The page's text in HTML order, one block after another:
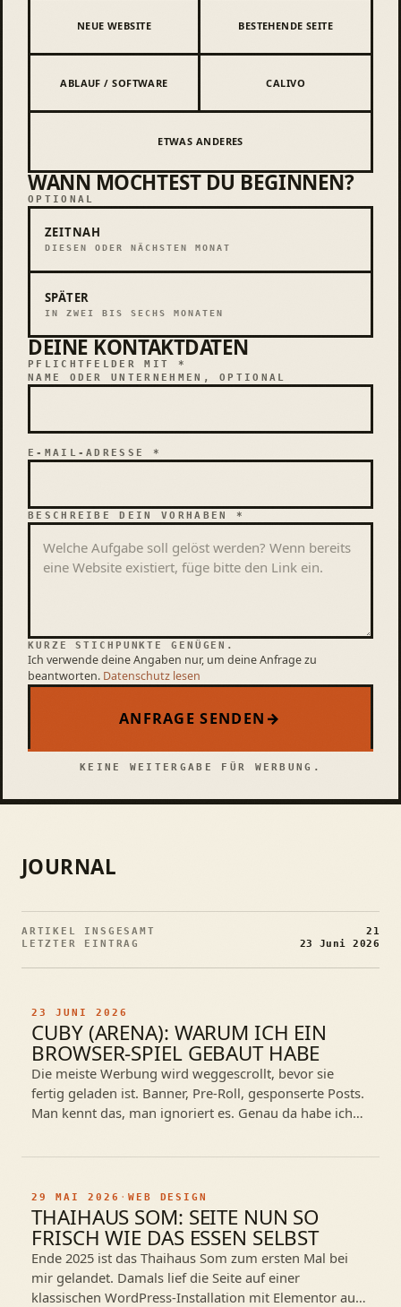
NEUE WEBSITE BESTEHENDE SEITE
ABLAUF / SOFTWARE CALIVO
ETWAS ANDERES
Wann möchtest du beginnen?
WANN MÖCHTEST DU BEGINNEN?
OPTIONAL
ZEITNAH
DIESEN ODER NÄCHSTEN MONAT
SPÄTER
IN ZWEI BIS SECHS MONATEN
Deine Kontaktdaten
DEINE KONTAKTDATEN
PFLICHTFELDER MIT *
NAME ODER UNTERNEHMEN, OPTIONAL
E-MAIL-ADRESSE *
BESCHREIBE DEIN VORHABEN *
KURZE STICHPUNKTE GENÜGEN.
Ich verwende deine Angaben nur, um deine Anfrage zu
beantworten. Datenschutz lesen
ANFRAGE SENDEN →
KEINE WEITERGABE FÜR WERBUNG.
JOURNAL
ARTIKEL INSGESAMT
21
LETZTER EINTRAG
23 Juni 2026
23 JUNI 2026
CUBY (ARENA): WARUM ICH EIN
BROWSER-SPIEL GEBAUT HABE
Die meiste Werbung wird weggescrollt, bevor sie
fertig geladen ist. Banner, Pre-Roll, gesponserte Posts.
Man kennt das, man ignoriert es. Genau da habe ich
29 MAI 2026 · WEB DESIGN
THAIHAUS SOM: SEITE NUN SO
FRISCH WIE DAS ESSEN SELBST
Ende 2025 ist das Thaihaus Som zum ersten Mal bei
mir gelandet. Damals lief die Seite auf einer
klassischen WordPress-Installation mit Elementor aus